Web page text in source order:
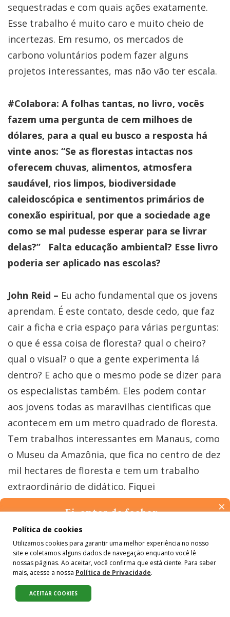
sequestradas e com quais ações exatamente.
Esse trabalho é muito caro e muito cheio de
incertezas. Em resumo, os mercados de
carbono voluntários podem fazer alguns
projetos interessantes, mas não vão ter escala.
#Colabora: A folhas tantas, no livro, vocês
fazem uma pergunta de cem milhoes de
dólares, para a qual eu busco a resposta há
vinte anos: “Se as florestas intactas nos
oferecem chuvas, alimentos, atmosfera
saudável, rios limpos, biodiversidade
caleidoscópica e sentimentos primários de
conexão espiritual, por que a sociedade age
como se mal pudesse esperar para se livrar
delas?” Falta educação ambiental? Esse livro
poderia ser aplicado nas escolas?
John Reid – Eu acho fundamental que os jovens
aprendam. É este contato, desde cedo, que faz
cair a ficha e cria espaço para várias perguntas:
o que é essa coisa de floresta? qual o cheiro?
qual o visual? o que a gente experimenta lá
dentro? E acho que o mesmo pode se dizer para
os especialistas também. Eles podem contar
aos jovens todas as maravilhas cientificas que
acontecem em um metro quadrado de floresta.
Tem trabalhos interessantes em Manaus, como
o Museu da Amazônia, que fica no centro de dez
mil hectares de floresta e tem um trabalho
extraordinário de didático. Fiquei
impressionado com a possibilidade de
estavam descobrindo a Floresta Amazônica, que
não conhecem nada sobre ela, embora morem
ali, em Manaus. Thomas Lovejoy e muitos de
nossos colegas tiveram alguma experiência na
infância que os colocou em contato com a
Compartilhe:
Política de cookies
Utilizamos cookies para garantir uma melhor experiência no nosso
site e coletamos alguns dados de navegação enquanto você lê
nossas páginas. Ao aceitar, você confirma que está ciente. Para saber
mais, acesse a nossa Política de Privacidade.
ACEITAR COOKIES
×
Ei, antes de fechar…
Pense na importância de manter-se informado(a). Quer ter
colunistas e reportagens especiais? Receba a nossa newsletter.
É de graça :)